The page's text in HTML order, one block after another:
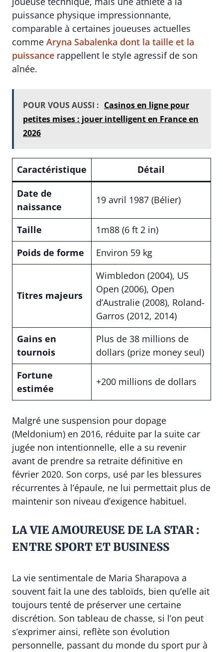
puissance physique impressionnante,
comparable à certaines joueuses actuelles
comme Aryna Sabalenka dont la taille et la
puissance rappellent le style agressif de son
aînée.
POUR VOUS AUSSI : Casinos en ligne pour
petites mises : jouer intelligent en France en
2026
Caractéristique
Détail
Date de
naissance
19 avril 1987 (Bélier)
Taille
1m88 (6 ft 2 in)
Poids de forme
Environ 59 kg
Titres majeurs
Wimbledon (2004), US
Open (2006), Open
d’Australie (2008), Roland-
Garros (2012, 2014)
Gains en
tournois
Plus de 38 millions de
dollars (prize money seul)
Fortune
estimée
+200 millions de dollars
Malgré une suspension pour dopage
(Meldonium) en 2016, réduite par la suite car
jugée non intentionnelle, elle a su revenir
avant de prendre sa retraite définitive en
février 2020. Son corps, usé par les blessures
récurrentes à l’épaule, ne lui permettait plus de
maintenir son niveau d’exigence habituel.
LA VIE AMOUREUSE DE LA STAR :
ENTRE SPORT ET BUSINESS
La vie sentimentale de Maria Sharapova a
souvent fait la une des tabloïds, bien qu’elle ait
toujours tenté de préserver une certaine
discrétion. Son tableau de chasse, si l’on peut
s’exprimer ainsi, reflète son évolution
personnelle, passant du monde du sport pur à